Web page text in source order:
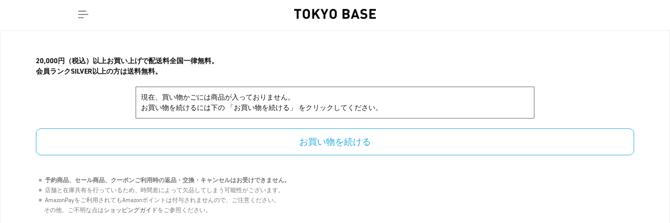
20,000円（税込）以上お買い上げで配送料全国一律無料。
会員ランクSILVER以上の方は送料無料。
現在、買い物かごには商品が入っておりません。
お買い物を続けるには下の 「お買い物を続ける」 をクリックしてください。
予約商品、セール商品、クーポンご利用時の返品・交換・キャンセルはお受けできません。
店舗と在庫共有を行っているため、時間差によって欠品してしまう可能性がございます。
AmazonPayをご利用されてもAmazonポイントは付与されませんので、ご注意ください。
その他、ご不明な点はショッピングガイドをご参照ください。